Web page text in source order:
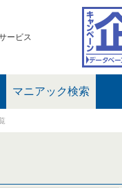
ービス
マニアック検索